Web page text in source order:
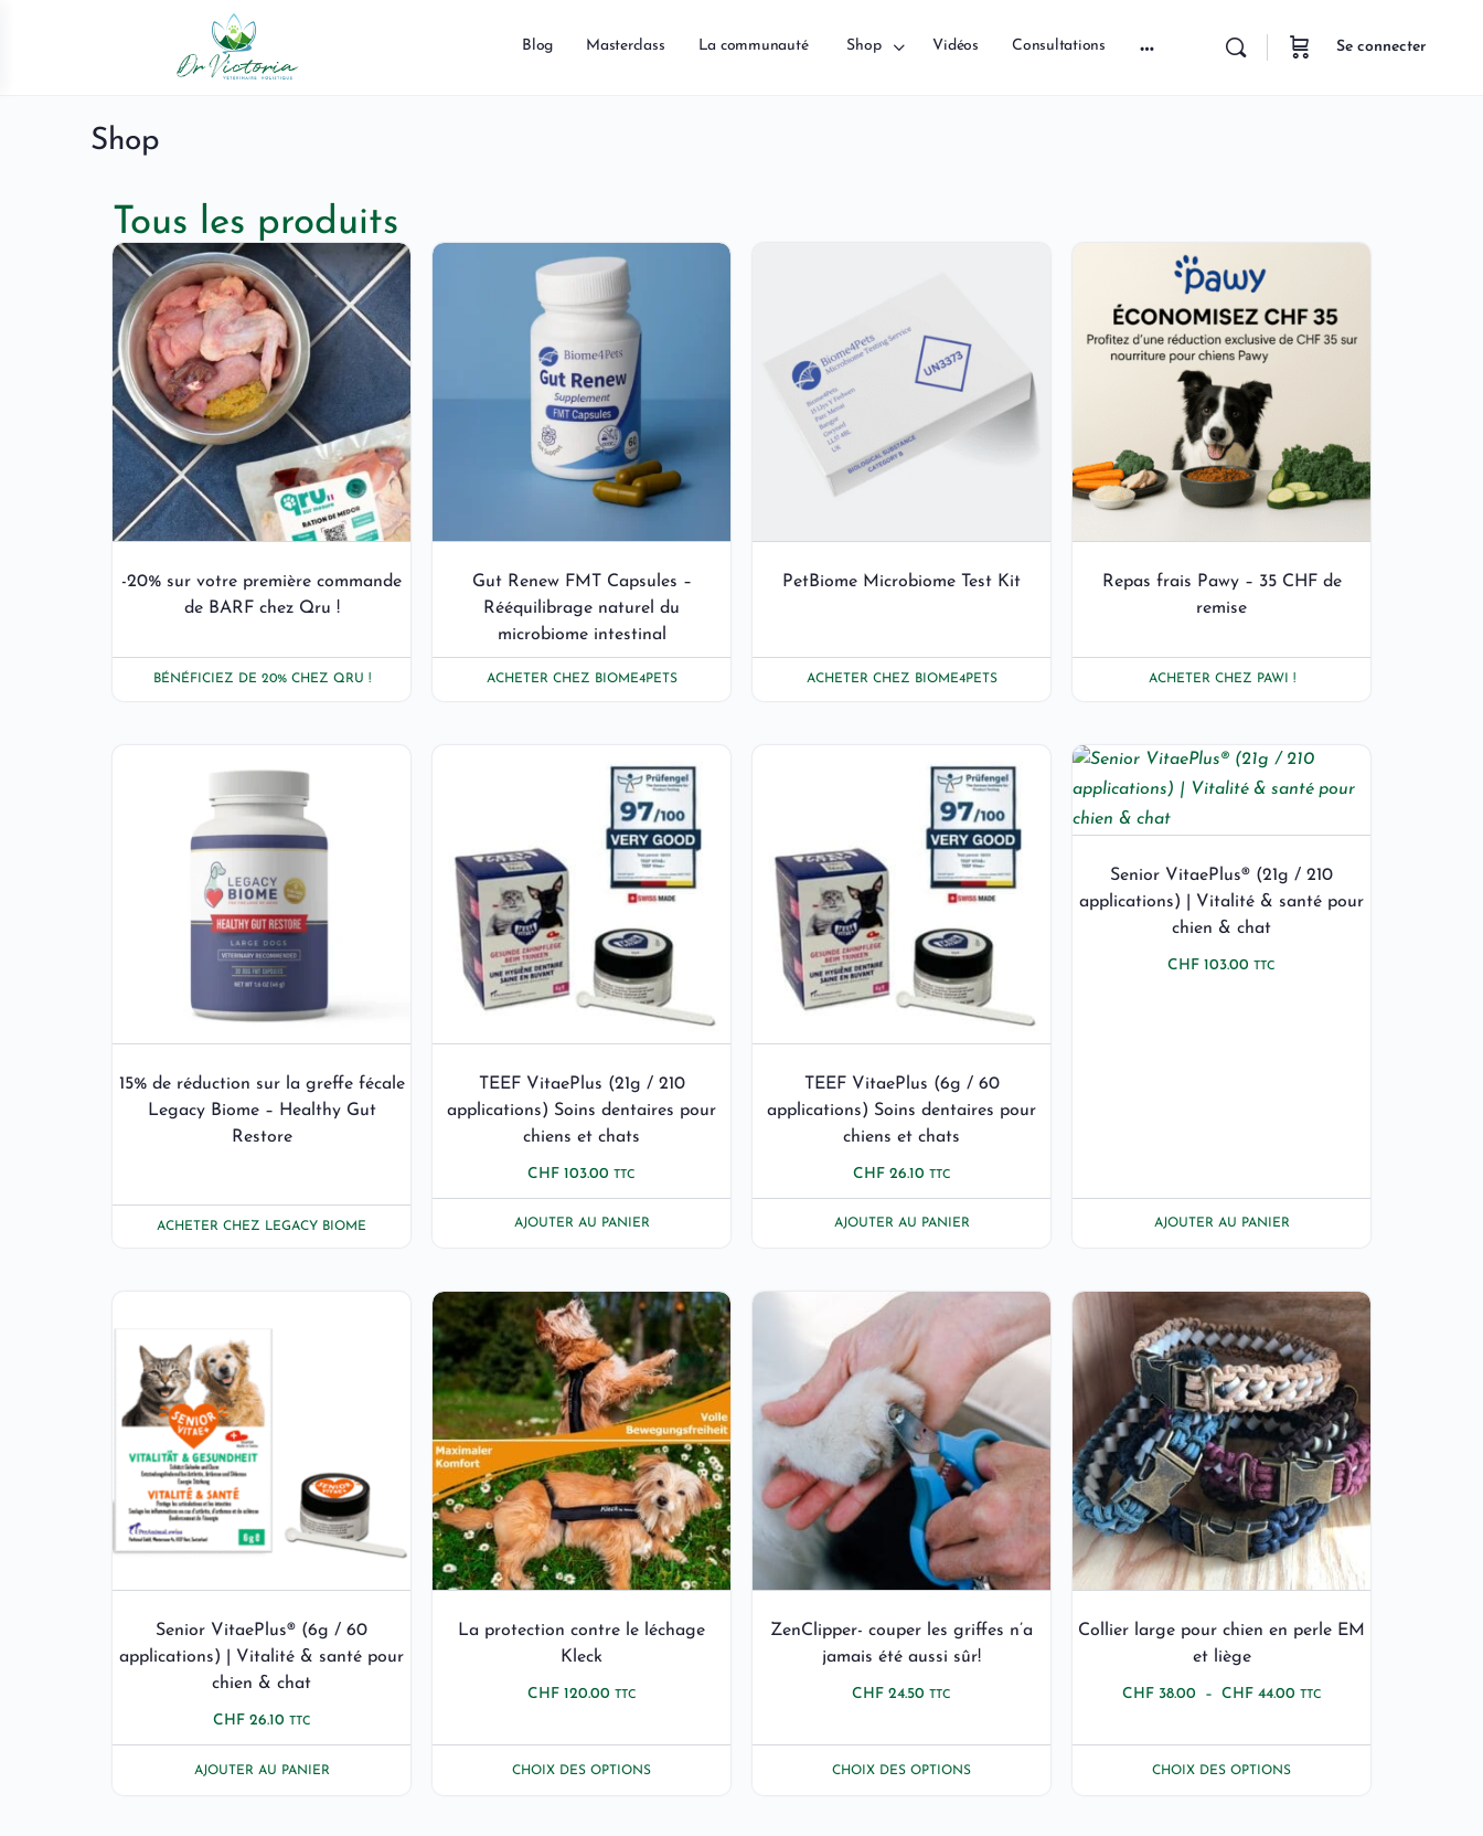
Blog Masterclass La communauté Shop Vidéos Consultations Se connecter
Shop
Tous les produits
-20% sur votre première commande
de BARF chez Qru !
BÉNÉFICIEZ DE 20% CHEZ QRU !
Gut Renew FMT Capsules –
Rééquilibrage naturel du
microbiome intestinal
ACHETER CHEZ BIOME4PETS
PetBiome Microbiome Test Kit
ACHETER CHEZ BIOME4PETS
Repas frais Pawy – 35 CHF de
remise
ACHETER CHEZ PAWI !
15% de réduction sur la greffe fécale
Legacy Biome – Healthy Gut
Restore
ACHETER CHEZ LEGACY BIOME
TEEF VitaePlus (21g / 210
applications) Soins dentaires pour
chiens et chats
CHF 103.00 TTC
AJOUTER AU PANIER
TEEF VitaePlus (6g / 60
applications) Soins dentaires pour
chiens et chats
CHF26.10 TTC
AJOUTER AU PANIER
Senior VitaePlus® (21g / 210
applications) | Vitalité & santé pour
chien & chat
CHF 103.00 TTC
AJOUTER AU PANIER
Senior VitaePlus® (6g / 60
applications) | Vitalité & santé pour
chien & chat
CHF 26.10 TTC
AJOUTER AU PANIER
La protection contre le léchage
Kleck
CHF 120.00 TTC
CHOIX DES OPTIONS
ZenClipper- couper les griffes n’a
jamais été aussi sûr!
CHF 24.50 TTC
CHOIX DES OPTIONS
Collier large pour chien en perle EM
et liège
CHF 38.00 – CHF 44.00 TTC
CHOIX DES OPTIONS